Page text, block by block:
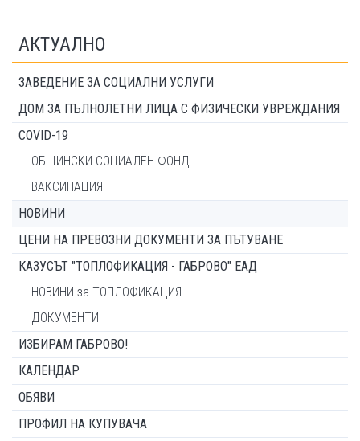
АКТУАЛНО
ЗАВЕДЕНИЕ ЗА СОЦИАЛНИ УСЛУГИ
ДОМ ЗА ПЪЛНОЛЕТНИ ЛИЦА С ФИЗИЧЕСКИ УВРЕЖДАНИЯ
COVID-19
ОБЩИНСКИ СОЦИАЛЕН ФОНД
ВАКСИНАЦИЯ
НОВИНИ
ЦЕНИ НА ПРЕВОЗНИ ДОКУМЕНТИ ЗА ПЪТУВАНЕ
КАЗУСЪТ "ТОПЛОФИКАЦИЯ - ГАБРОВО" ЕАД
НОВИНИ за ТОПЛОФИКАЦИЯ
ДОКУМЕНТИ
ИЗБИРАМ ГАБРОВО!
КАЛЕНДАР
ОБЯВИ
ПРОФИЛ НА КУПУВАЧА